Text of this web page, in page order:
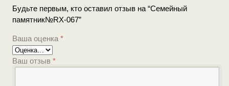
Будьте первым, кто оставил отзыв на “Семейный
памятник№RX-067”
Ваша оценка*
Ваш отзыв*